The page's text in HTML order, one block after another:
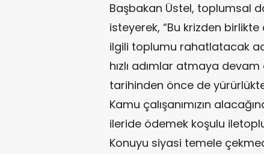
Başbakan Üstel, toplumsal
isteyerek, “Bu krizden
ilgili toplumu rahatlatacak
hızlı adımlar atmaya
tarihinden önce de
Kamu çalışanımızın
ileride ödemek koşulu
Konuyu siyasi temele